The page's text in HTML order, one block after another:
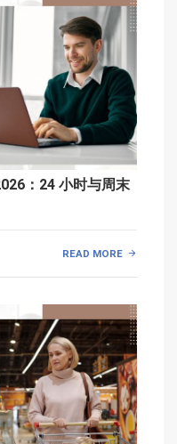
：24 小时与周末
READ MORE